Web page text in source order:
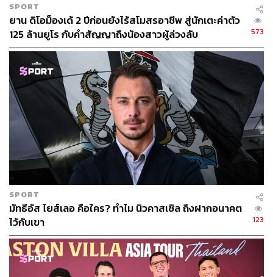
“เราคือเรอัล มาดริด และความสำเร็จคือสิ่งที่อยู่ในดีเอ็นเอ
ของพวกเรา​”
โทนี โครส กองกลางชาวเยอรมัน ได้ให้สัมภาษณ์ไว้ในวันที่
เรอัล มาดริด ออกสตาร์ทฤดูกาลได้อย่างน่าผิดหวังเมื่อวันที่
27 ธันวาคม 2015 ในช่วงเวลาที่ราฟาเอล เบนิเตซ เป็นผู้คุม
ชะตาการเดินหมากของสโมสร
SPORT
ยาน ดิโอม็องเด้ 2 ปีก่อนยังไร้สโมสรอาชีพ สู่นักเตะค่าตัว
125 ล้านยูโร กับคำสัญญาถึงน้องสาวผู้ล่วงลับ
573
SPORT
มัทธีอัส ไยส์เลอ คือใคร? ทำไม นิวคาสเซิล ถึงฝากอนาคต
ไว้กับเขา
123